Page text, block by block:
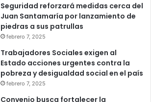
Seguridad reforzará medidas cerca del
Juan Santamaría por lanzamiento de
piedras a sus patrullas
febrero 7, 2025
Trabajadores Sociales exigen al
Estado acciones urgentes contra la
pobreza y desigualdad social en el país
febrero 7, 2025
Convenio busca fortalecer la